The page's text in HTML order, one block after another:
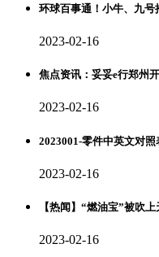
环球百事通！小牛、九号
2023-02-16
焦点资讯：妥妥e行郑州
2023-02-16
2023001-零件中英文对
2023-02-16
【热闻】“燃油宝”被吹
2023-02-16